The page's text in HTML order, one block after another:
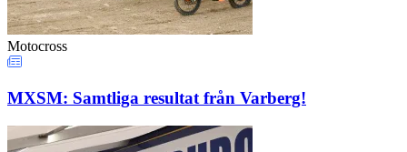
Motocross
MXSM: Samtliga resultat från Varberg!